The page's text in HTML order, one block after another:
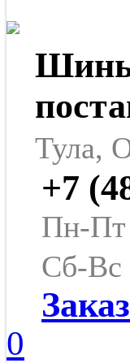
Шины
Тула,
+7
Пн-Пт
Сб-Вс
0